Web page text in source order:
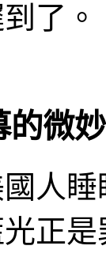
了。
的微
人
正